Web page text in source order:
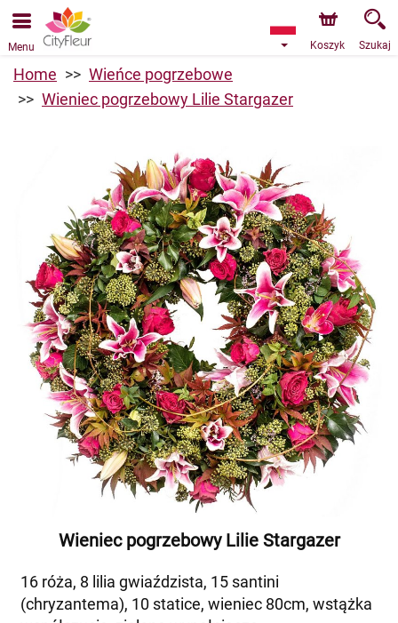
Przyjmujemy zamówienia za pośrednictwem naszego
sklepu internetowego. Najbliższy możliwy termin dostawy
to 10.08.2026 z powodu urlopu.
Menu Koszyk Szukaj
Home
Wieńce pogrzebowe
Wieniec pogrzebowy Lilie Stargazer
Wieniec pogrzebowy Lilie Stargazer
16 róża, 8 lilia gwiaździsta, 15 santini
(chryzantema), 10 statice, wieniec 80cm, wstążka